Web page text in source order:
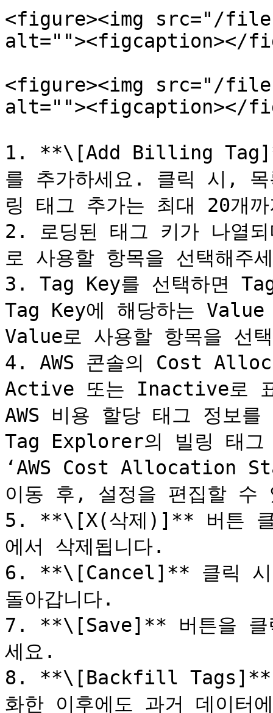
<figure><img src="/files/
alt=""><figcaption></
<figure><img src="/files/
alt=""><figcaption></
1. **\[Add Billing
를 추가하세요. 클릭 시,
링 태그 추가는 최대 20개
2. 로딩된 태그 키가 나열
로 사용할 항목을 선택해주
3. Tag Key를 선택하면
Tag Key에 해당하는 Value
Value로 사용할 항목을 선
4. AWS 콘솔의 Cost
Active 또는 Inactive로
AWS 비용 할당 태그 정보
Tag Explorer의 빌링 태그
‘AWS Cost Allocation
이동 후, 설정을 편집할 수
5. **\[X(삭제)]** 버튼 클
에서 삭제됩니다.
6. **\[Cancel]** 클릭 시,
돌아갑니다.
7. **\[Save]** 버튼을 클
세요.
8. **\[Backfill Tags]**
화한 이후에도 과거 데이터